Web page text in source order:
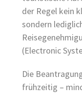
der Regel kein
sondern
(Electronic
Die
frühzeitig –